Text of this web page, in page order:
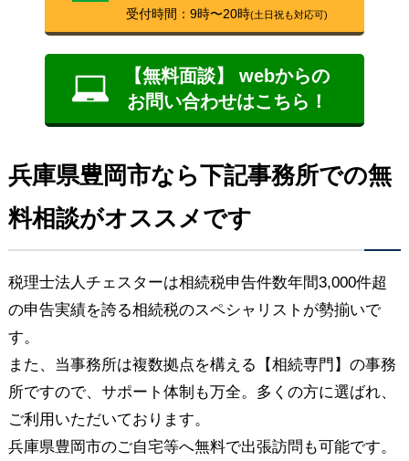
受付時間：9時〜20時(土日祝も対応可)
【無料面談】 webからの
お問い合わせはこちら！
兵庫県豊岡市なら下記事務所での無
料相談がオススメです
税理士法人チェスターは相続税申告件数年間3,000件超
の申告実績を誇る相続税のスペシャリストが勢揃いで
す。
また、当事務所は複数拠点を構える【相続専門】の事務
所ですので、サポート体制も万全。多くの方に選ばれ、
ご利用いただいております。
兵庫県豊岡市のご自宅等へ無料で出張訪問も可能です。